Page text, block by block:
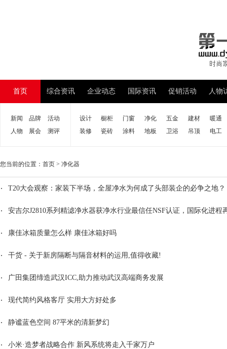
首页 综合资讯 企业动态 国际资讯 促销活动 人物
新闻 品牌
活动
人物
展会 测评
设计 橱柜 门窗 净化 五金 建材
暖通
装修
瓷砖 涂料 地板 卫浴 吊顶 电工
您当前的位置： 首页 > 净化器
T20大会观察：家装下半场，全屋净水为何成了头部装企的必争之地？
安吉尔J2810系列精滤净水器获净水行业最信任NSF认证，国际化进程
康佳冰箱质量怎么样 康佳冰箱好吗
干货 - 关于新房隔断与隔音材料的运用,值得收藏!
广田集团缔造武汉ICC,助力推动武汉高端商务发展
现代简约风格客厅 实用大方好处多
静谧蓝色空间 87平米的清新梦幻
小米·造梦者战略合作 新风系统将走入千家万户